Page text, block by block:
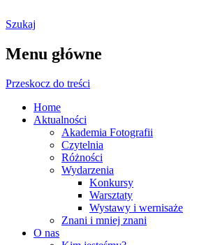
Ostrołęckie
Fotograficzne
Szukaj
Menu główne
Przeskocz do treści
Home
Aktualności
Akademia Fotografii
Czytelnia
Różności
Wydarzenia
Konkursy
Warsztaty
Wystawy i wernisaże
Znani i mniej znani
O nas